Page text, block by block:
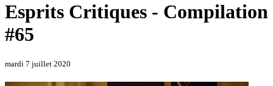
Esprits Critiques - Compilation
#65
mardi 7 juillet 2020